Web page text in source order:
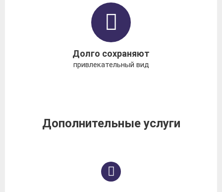
Долго сохраняют
привлекательный вид
Дополнительные услуги